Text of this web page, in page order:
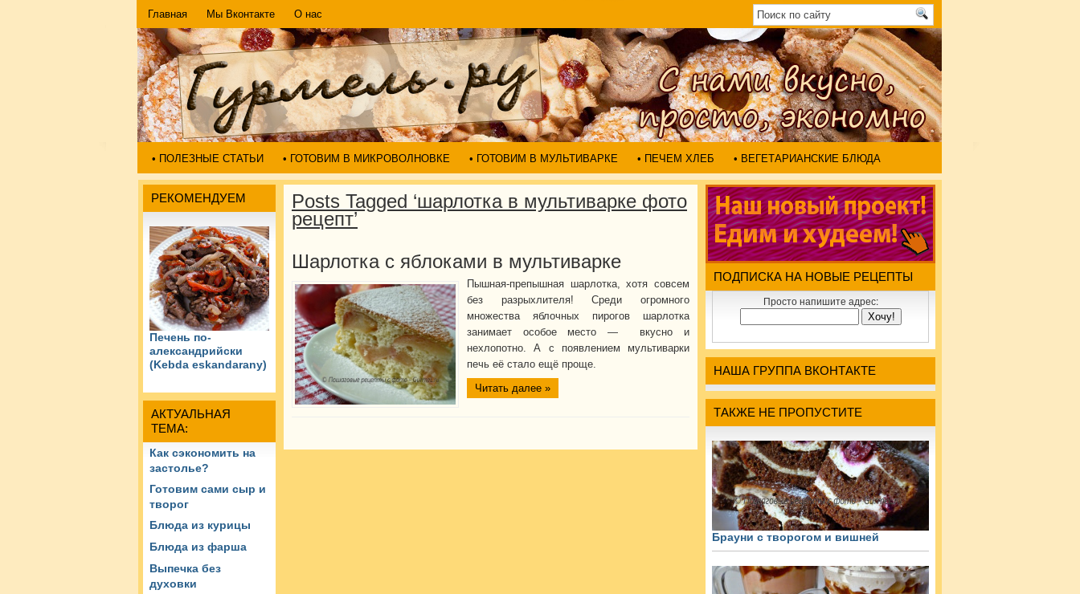
Главная Мы Вконтакте О нас
• ПОЛЕЗНЫЕ СТАТЬИ • ГОТОВИМ В МИКРОВОЛНОВКЕ • ГОТОВИМ В МУЛЬТИВАРКЕ • ПЕЧЕМ ХЛЕБ • ВЕГЕТАРИАНСКИЕ БЛЮДА
РЕКОМЕНДУЕМ
Печень по-
александрийски
(Kebda eskandarany)
АКТУАЛЬНАЯ
ТЕМА:
Как сэкономить на
застолье?
Готовим сами сыр и
творог
Блюда из курицы
Блюда из фарша
Выпечка без
духовки
Posts Tagged ‘шарлотка в мультиварке фото
рецепт’
Шарлотка с яблоками в мультиварке
Пышная-препышная шарлотка, хотя совсем
без разрыхлителя! Среди огромного
множества яблочных пирогов шарлотка
занимает особое место — вкусно и
нехлопотно. А с появлением мультиварки
печь её стало ещё проще.
Читать далее »
ПОДПИСКА НА НОВЫЕ РЕЦЕПТЫ
Просто напишите адрес:
НАША ГРУППА ВКОНТАКТЕ
ТАКЖЕ НЕ ПРОПУСТИТЕ
Брауни с творогом и вишней